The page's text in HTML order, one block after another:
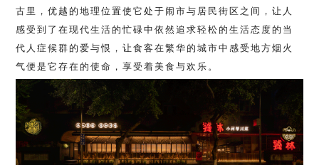
古里，优越的地理位置使它处于闹市与居民街区之间，让人
感受到了在现代生活的忙碌中依然追求轻松的生活态度的当
代人症候群的爱与恨，让食客在繁华的城市中感受地方烟火
气便是它存在的使命，享受着美食与欢乐。